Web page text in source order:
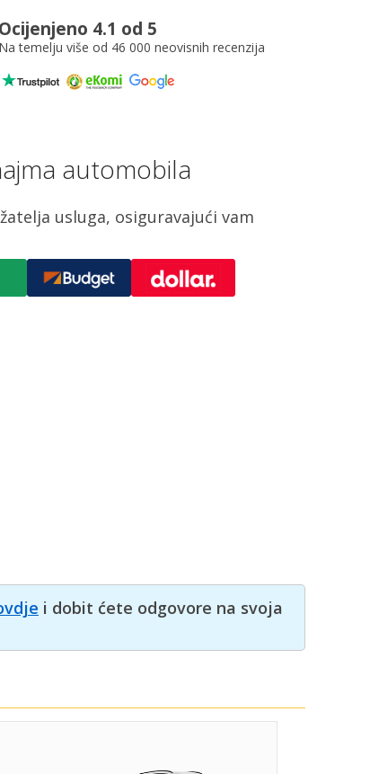
Ocijenjeno 4.1 od 5
Na temelju više od 46 000 neovisnih recenzija
automobila
usluga, osiguravajući vam
i dobit ćete odgovore na svoja